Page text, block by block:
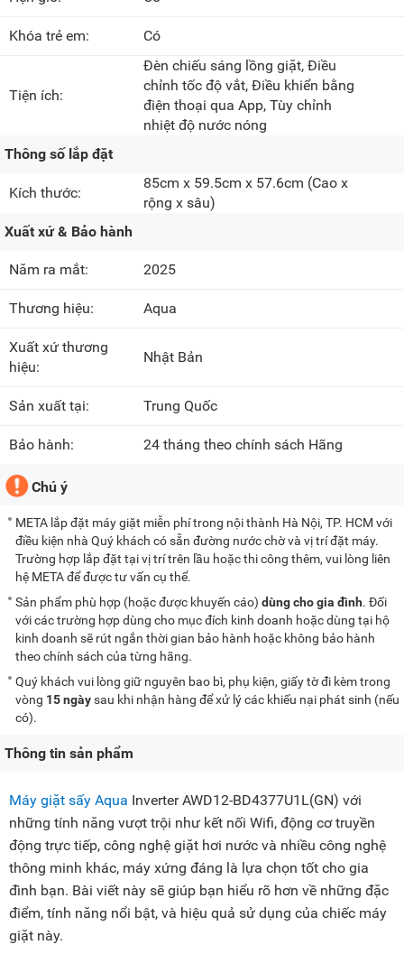
Khóa trẻ em: Có
Tiện ích:
Đèn chiếu sáng lồng giặt, Điều
chỉnh tốc độ vắt, Điều khiển bằng
điện thoại qua App, Tùy chỉnh
nhiệt độ nước nóng
Thông số lắp đặt
Kích thước:
85cm x 59.5cm x 57.6cm (Cao x
rộng x sâu)
Xuất xứ & Bảo hành
Năm ra mắt: 2025
Thương hiệu: Aqua
Xuất xứ thương
hiệu:
Nhật Bản
Sản xuất tại: Trung Quốc
Bảo hành: 24 tháng theo chính sách Hãng
Chú ý
META lắp đặt máy giặt miễn phí trong nội thành Hà Nội, TP. HCM với
điều kiện nhà Quý khách có sẵn đường nước chờ và vị trí đặt máy.
Trường hợp lắp đặt tại vị trí trên lầu hoặc thi công thêm, vui lòng liên
hệ META để được tư vấn cụ thể.
Sản phẩm phù hợp (hoặc được khuyến cáo) dùng cho gia đình. Đối
với các trường hợp dùng cho mục đích kinh doanh hoặc dùng tại hộ
kinh doanh sẽ rút ngắn thời gian bảo hành hoặc không bảo hành
theo chính sách của từng hãng.
Quý khách vui lòng giữ nguyên bao bì, phụ kiện, giấy tờ đi kèm trong
vòng 15 ngàysau khi nhận hàng để xử lý các khiếu nại phát sinh (nếu
có).
Thông tin sản phẩm
Máy giặt sấy Aqua Inverter AWD12-BD4377U1L(GN) với
những tính năng vượt trội như kết nối Wifi, động cơ truyền
động trực tiếp, công nghệ giặt hơi nước và nhiều công nghệ
thông minh khác, máy xứng đáng là lựa chọn tốt cho gia
đình bạn. Bài viết này sẽ giúp bạn hiểu rõ hơn về những đặc
điểm, tính năng nổi bật, và hiệu quả sử dụng của chiếc máy
giặt này.